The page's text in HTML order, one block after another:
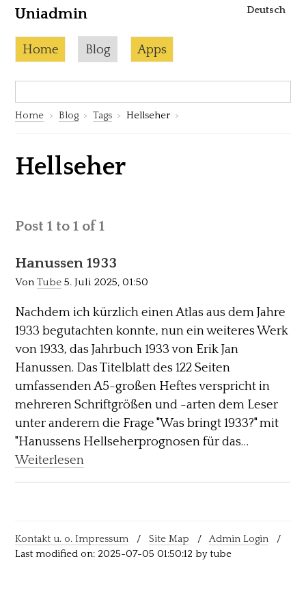
Uniadmin Deutsch
Skip to content
Home Current page:
Blog Apps
Home Blog Tags Hellseher
Hellseher
Post 1 to 1 of 1
Hanussen 1933
VonTube 5. Juli 2025, 01:50
Nachdem ich kürzlich einen Atlas aus dem Jahre
1933 begutachten konnte, nun ein weiteres Werk
von 1933, das Jahrbuch 1933 von Erik Jan
Hanussen. Das Titelblatt des 122 Seiten
umfassenden A5-großen Heftes verspricht in
mehreren Schriftgrößen und -arten dem Leser
unter anderem die Frage "Was bringt 1933?" mit
"Hanussens Hellseherprognosen für das…
Weiterlesen
Kontakt u. o. Impressum /Site Map /Admin Login /
Last modified on: 2025-07-05 01:50:12 by tube